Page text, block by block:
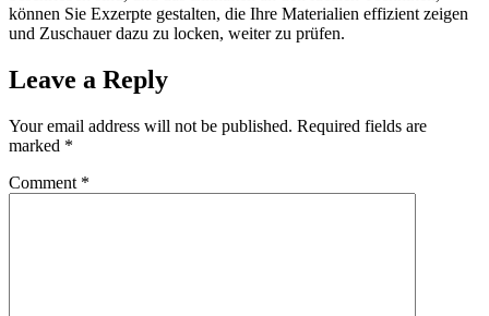
können Sie Exzerpte gestalten, die Ihre Materialien effizient zeigen
und Zuschauer dazu zu locken, weiter zu prüfen.
Leave a Reply
Your email address will not be published. Required fields are
marked *
Comment *